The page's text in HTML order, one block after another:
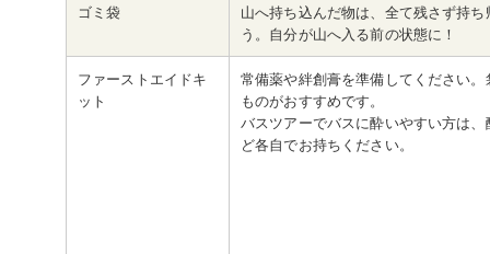
ゴミ袋
山へ持ち込んだ物は、全て残さず持
う。自分が山へ入る前の状態に！
ファーストエイドキ
ット
常備薬や絆創膏を準備してください
ものがおすすめです。
バスツアーでバスに酔いやすい方は
ど各自でお持ちください。